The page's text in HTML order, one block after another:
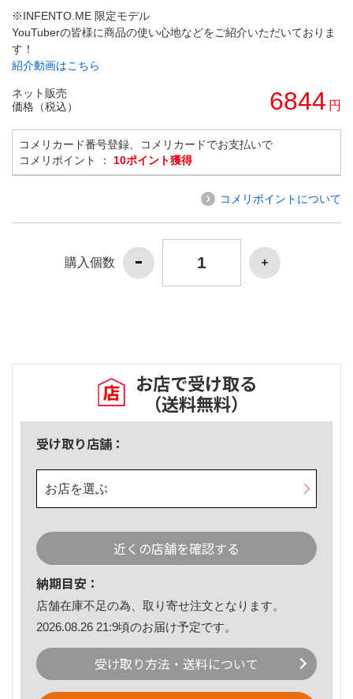
※INFENTO.ME 限定モデル
YouTuberの皆様に商品の使い心地などをご紹介いただいておりま
す！
紹介動画はこちら
ネット販売
価格（税込）
6844 円
コメリカード番号登録、コメリカードでお支払いで
コメリポイント ： 10ポイント獲得
コメリポイントについて
購入個数
お店で受け取る
（送料無料）
受け取り店舗：
お店を選ぶ
近くの店舗を確認する
納期目安：
店舗在庫不足の為、取り寄せ注文となります。
2026.08.26 21:9頃のお届け予定です。
受け取り方法・送料について